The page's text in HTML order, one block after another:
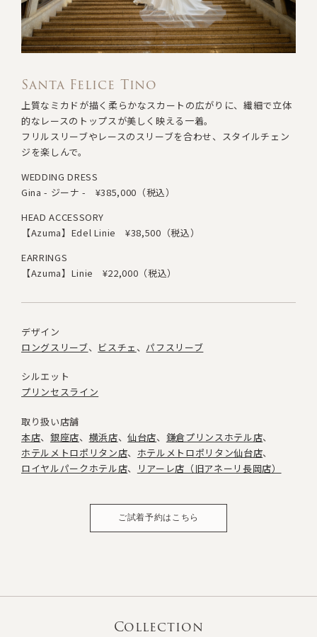
Santa Felice Tino
上質なミカドが描く柔らかなスカートの広がりに、 繊細で立体
的なレースのトップスが美しく映える一着。
フリルスリーブやレースのスリーブを合わせ、スタイルチェン
ジを楽しんで。
WEDDING DRESS
Gina - ジーナ -
¥385,000（税込）
HEAD ACCESSORY
【Azuma】Edel Linie
¥38,500（税込）
EARRINGS
【Azuma】Linie
¥22,000（税込）
デザイン
ロングスリーブ
ビスチェ パフスリーブ
シルエット
プリンセスライン
取り扱い店舗
本店
銀座店 横浜店 仙台店
鎌倉プリンスホテル店
ホテルメトロポリタン店
ホテルメトロポリタン仙台店
ロイヤルパークホテル店
リアーレ店（旧アネーリ長岡店）
ご試着予約はこちら
Collection